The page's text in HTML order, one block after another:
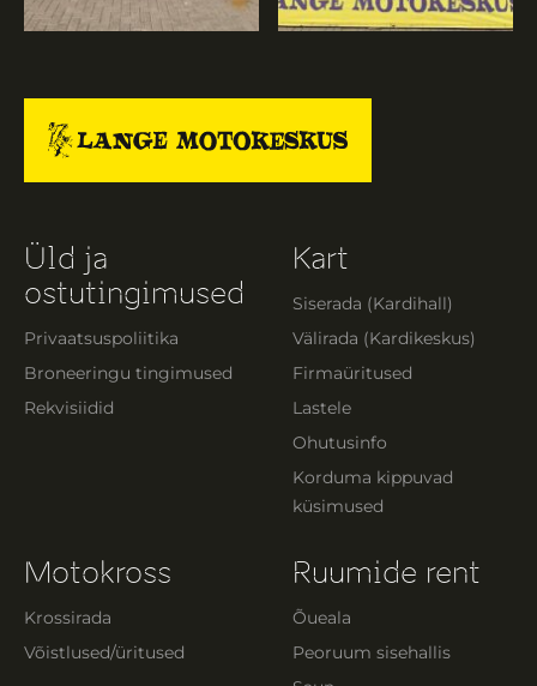
Üld ja
ostutingimused
Privaatsuspoliitika
Broneeringu tingimused
Rekvisiidid
Kart
Siserada (Kardihall)
Välirada (Kardikeskus)
Firmaüritused
Lastele
Ohutusinfo
Korduma kippuvad
küsimused
Motokross
Krossirada
Võistlused/üritused
Ruumide rent
Õueala
Peoruum sisehallis